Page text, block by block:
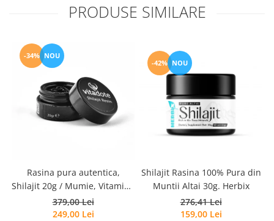
PRODUSE SIMILARE
-34% NOU
Rasina pura autentica,
Shilajit 20g / Mumie, Vitamine
si Micronutrienti - Vitadote
379,00 Lei
249,00 Lei
-42% NOU
Shilajit Rasina 100% Pura din
Muntii Altai 30g. Herbix
276,41 Lei
159,00 Lei